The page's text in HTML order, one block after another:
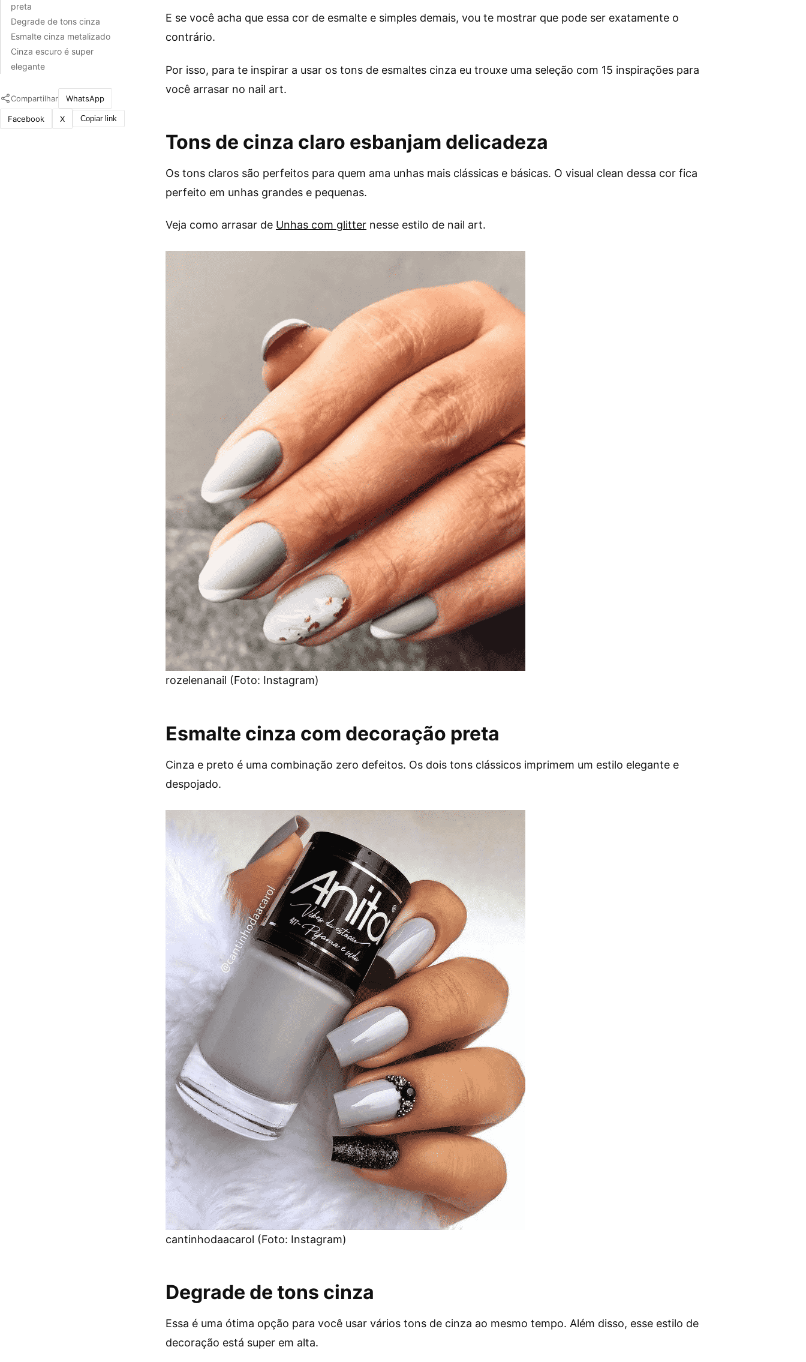
preta
Degrade de tons cinza
Esmalte cinza metalizado
Cinza escuro é super
elegante
Compartilhar WhatsApp
Facebook X Copiar link
E se você acha que essa cor de esmalte e simples demais, vou te mostrar que pode ser exatamente o
contrário.
Por isso, para te inspirar a usar os tons de esmaltes cinza eu trouxe uma seleção com 15 inspirações para
você arrasar no nail art.
Tons de cinza claro esbanjam delicadeza
Os tons claros são perfeitos para quem ama unhas mais clássicas e básicas. O visual clean dessa cor fica
perfeito em unhas grandes e pequenas.
Veja como arrasar de Unhas com glitter nesse estilo de nail art.
rozelenanail (Foto: Instagram)
Esmalte cinza com decoração preta
Cinza e preto é uma combinação zero defeitos. Os dois tons clássicos imprimem um estilo elegante e
despojado.
cantinhodaacarol (Foto: Instagram)
Degrade de tons cinza
Essa é uma ótima opção para você usar vários tons de cinza ao mesmo tempo. Além disso, esse estilo de
decoração está super em alta.